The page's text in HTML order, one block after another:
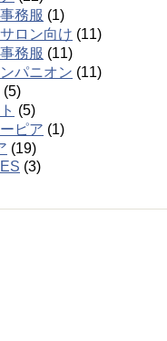
務服 (1)
ロン向け (11)
務服 (11)
パニオン (11)
(5)
(5)
ピア (1)
(19)
(3)